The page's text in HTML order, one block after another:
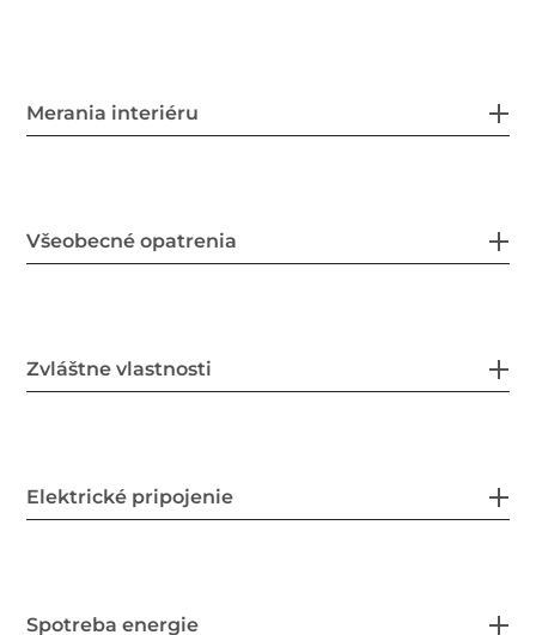
Merania interiéru
Všeobecné opatrenia
Zvláštne vlastnosti
Elektrické pripojenie
Spotreba energie